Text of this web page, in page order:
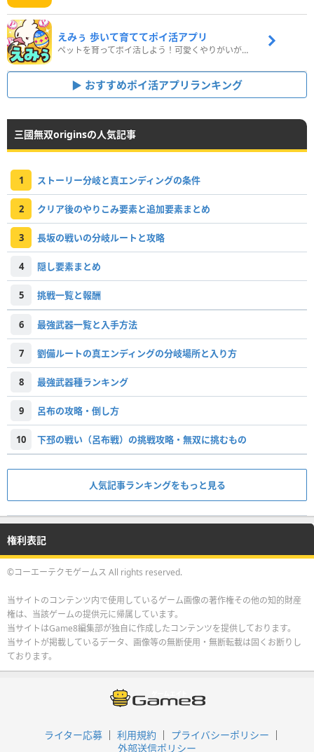
えみぅ 歩いて育ててポイ活アプリ
ペットを育ってポイ活しよう！可愛くやりがいがある新感覚アプリ
おすすめポイ活アプリランキング
三國無双originsの人気記事
1 ストーリー分岐と真エンディングの条件
2 クリア後のやりこみ要素と追加要素まとめ
3 長坂の戦いの分岐ルートと攻略
4 隠し要素まとめ
5 挑戦一覧と報酬
6 最強武器一覧と入手方法
7 劉備ルートの真エンディングの分岐場所と入り方
8 最強武器種ランキング
9 呂布の攻略・倒し方
10 下邳の戦い（呂布戦）の挑戦攻略・無双に挑むもの
人気記事ランキングをもっと見る
権利表記
©コーエーテクモゲームス All rights reserved.
当サイトのコンテンツ内で使用しているゲーム画像の著作権その他の知的財産
権は、当該ゲームの提供元に帰属しています。
当サイトはGame8編集部が独自に作成したコンテンツを提供しております。
当サイトが掲載しているデータ、画像等の無断使用・無断転載は固くお断りし
ております。
ライター応募 利用規約
プライバシーポリシー
外部送信ポリシー